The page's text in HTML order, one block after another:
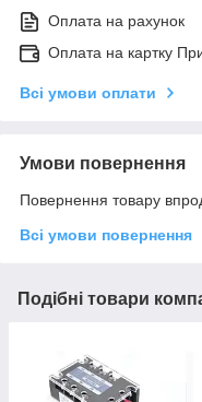
Оплата на рахунок
Оплата на картку
Всі умови оплати
Умови повернення
Повернення товару
Всі умови повернення
Подібні товари